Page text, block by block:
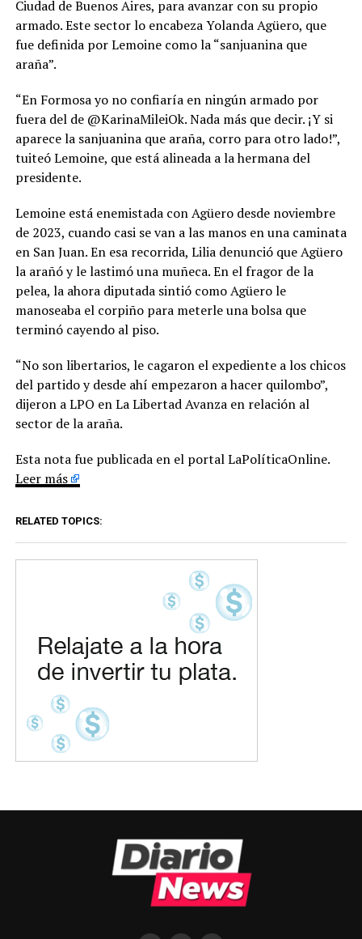
Ciudad de Buenos Aires, para avanzar con su propio
armado. Este sector lo encabeza Yolanda Agüero, que
fue definida por Lemoine como la “sanjuanina que
araña”.
“En Formosa yo no confiaría en ningún armado por
fuera del de @KarinaMileiOk. Nada más que decir. ¡Y si
aparece la sanjuanina que araña, corro para otro lado!”,
tuiteó Lemoine, que está alineada a la hermana del
presidente.
Lemoine está enemistada con Agüero desde noviembre
de 2023, cuando casi se van a las manos en una caminata
en San Juan. En esa recorrida, Lilia denunció que Agüero
la arañó y le lastimó una muñeca. En el fragor de la
pelea, la ahora diputada sintió como Agüero le
manoseaba el corpiño para meterle una bolsa que
terminó cayendo al piso.
“No son libertarios, le cagaron el expediente a los chicos
del partido y desde ahí empezaron a hacer quilombo”,
dijeron a LPO en La Libertad Avanza en relación al
sector de la araña.
Esta nota fue publicada en el portal LaPolíticaOnline.
Leer más
RELATED TOPICS: